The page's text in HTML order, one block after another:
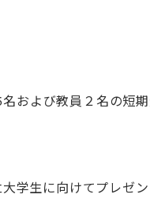
および教員２名の短
学生に向けてプレゼ